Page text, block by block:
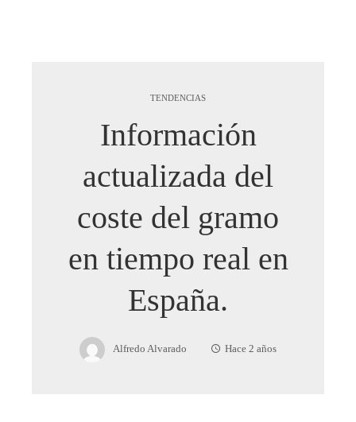
TENDENCIAS
Información
actualizada del
coste del gramo
en tiempo real en
España.
Alfredo Alvarado Hace 2 años